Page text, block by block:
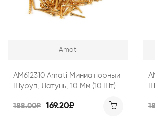
Amati
AM612310 Amati Миниатюрный
Шуруп, Латунь, 10 Мм (10 Шт)
188.00₽ 169.20₽